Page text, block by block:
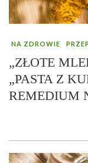
NA ZDROWIE
„ZŁOTE
„PASTA Z
REMEDIUM